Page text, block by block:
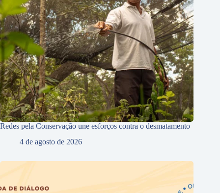
Redes pela Conservação une esforços contra o desmatamento
4 de agosto de 2026